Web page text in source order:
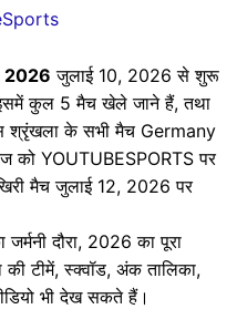
2026 जुलाई 10, 2026 से शुरू
कुल 5 मैच खेले जाने हैं, तथा
श्रृंखला के सभी मैच Germany
को YOUTUBESPORTS पर
मैच जुलाई 12, 2026 पर
दौरा, 2026 का पूरा
टीमें, स्क्वॉड, अंक तालिका,
भी देख सकते हैं।